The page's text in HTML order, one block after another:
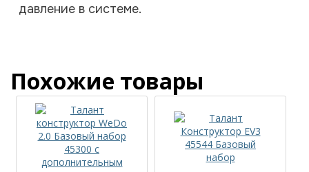
давление в системе.
Похожие товары